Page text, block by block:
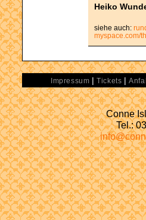
Heiko
siehe auch:
myspace.com/
Impressum |Tickets |
Conne
Tel.: